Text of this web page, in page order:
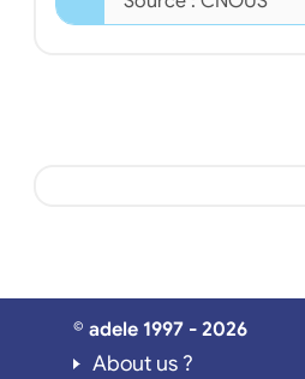
© adele 1997 - 2026
About us ?